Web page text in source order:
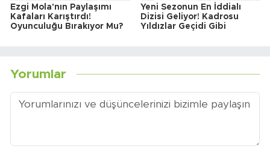
Ezgi Mola'nın Paylaşımı
Kafaları Karıştırdı!
Oyunculuğu Bırakıyor Mu?
Yeni Sezonun En İddialı
Dizisi Geliyor! Kadrosu
Yıldızlar Geçidi Gibi
Yorumlar